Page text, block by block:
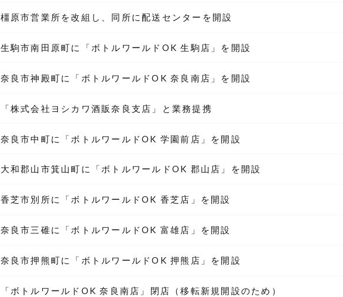
橿原市営業所を改組し、同所に配送センターを開設
生駒市南田原町に「ボトルワールドOK 生駒店」を開設
奈良市神殿町に「ボトルワールドOK 奈良南店」を開設
「株式会社ヨシカワ酒販奈良支店」と業務提携
奈良市中町に「ボトルワールドOK 学園前店」を開設
大和郡山市箕山町に「ボトルワールドOK 郡山店」を開設
香芝市別所に「ボトルワールドOK 香芝店」を開設
奈良市三碓に「ボトルワールドOK 富雄店」を開設
奈良市押熊町に「ボトルワールドOK 押熊店」を開設
「ボトルワールドOK 奈良南店」閉店（移転新規開設のため）